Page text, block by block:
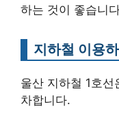
하는 것이 좋습니
지하철 이용
울산 지하철 1호
차합니다.